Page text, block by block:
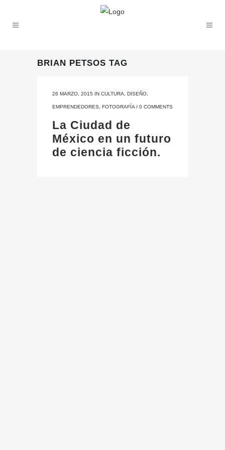
BRIAN PETSOS TAG
26 MARZO, 2015 IN CULTURA DISEÑO
EMPRENDEDORES FOTOGRAFÍA / 0 COMMENTS
La Ciudad de
México en un futuro
de ciencia ficción.